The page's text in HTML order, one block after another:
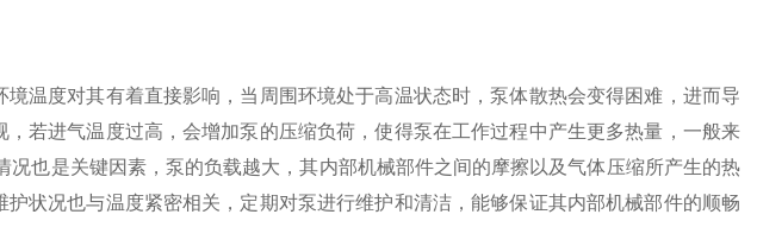
度对其有着直接影响，当周围环境处于高温状态时，泵体散热会变得困难，进而导
若进气温度过高，会增加泵的压缩负荷，使得泵在工作过程中产生更多热量，一般来
况也是关键因素，泵的负载越大，其内部机械部件之间的摩擦以及气体压缩所产生的热
状况也与温度紧密相关，定期对泵进行维护和清洁，能够保证其内部机械部件的顺畅